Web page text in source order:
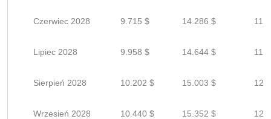
Czerwiec 2028 9.715 $ 14.286 $
Lipiec 2028 9.958 $ 14.644 $
Sierpień 2028 10.202 $ 15.003 $
Wrzesień 2028 10.440 $ 15.352 $